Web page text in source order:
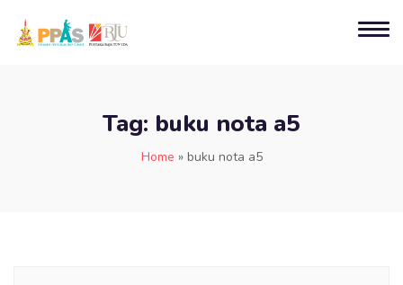
Tag: buku nota a5
Home » buku nota a5